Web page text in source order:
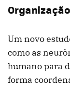
Um novo
como as
humano para
forma